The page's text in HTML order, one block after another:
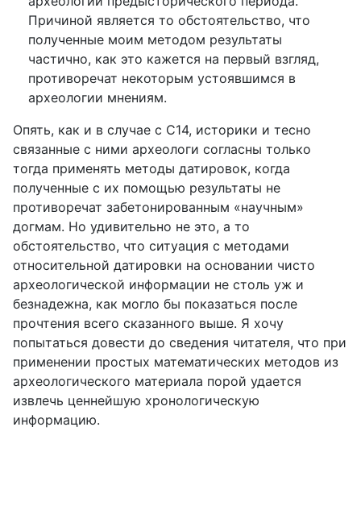
Причиной является то обстоятельство, что
полученные моим методом результаты
частично, как это кажется на первый взгляд,
противоречат некоторым устоявшимся в
археологии мнениям.
Опять, как и в случае с С14, историки и тесно
связанные с ними археологи согласны только
тогда применять методы датировок, когда
полученные с их помощью результаты не
противоречат забетонированным «научным»
догмам. Но удивительно не это, а то
обстоятельство, что ситуация с методами
относительной датировки на основании чисто
археологической информации не столь уж и
безнадежна, как могло бы показаться после
прочтения всего сказанного выше. Я хочу
попытаться довести до сведения читателя, что при
применении простых математических методов из
археологического материала порой удается
извлечь ценнейшую хронологическую
информацию.